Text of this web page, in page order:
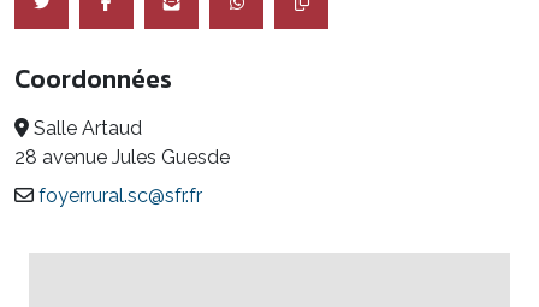
Coordonnées
Salle Artaud
28 avenue Jules Guesde
foyerrural.sc@sfr.fr